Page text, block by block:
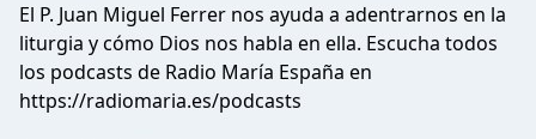
El P. Juan Miguel Ferrer nos ayuda a adentrarnos en la
liturgia y cómo Dios nos habla en ella. Escucha todos
los podcasts de Radio María España en
https://radiomaria.es/podcasts